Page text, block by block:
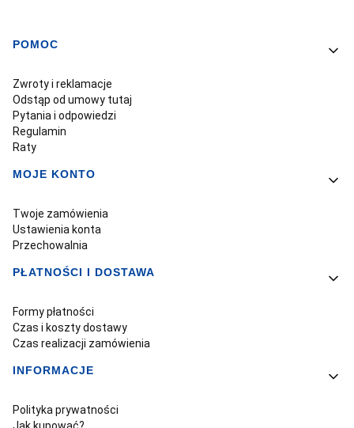
Linki w stopce
POMOC
Zwroty i reklamacje
Odstąp od umowy tutaj
Pytania i odpowiedzi
Regulamin
Raty
MOJE KONTO
Twoje zamówienia
Ustawienia konta
Przechowalnia
PŁATNOŚCI I DOSTAWA
Formy płatności
Czas i koszty dostawy
Czas realizacji zamówienia
INFORMACJE
Polityka prywatności